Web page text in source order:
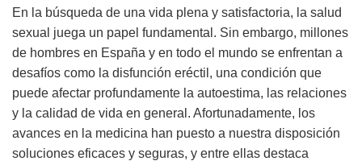
En la búsqueda de una vida plena y satisfactoria, la salud
sexual juega un papel fundamental. Sin embargo, millones
de hombres en España y en todo el mundo se enfrentan a
desafíos como la disfunción eréctil, una condición que
puede afectar profundamente la autoestima, las relaciones
y la calidad de vida en general. Afortunadamente, los
avances en la medicina han puesto a nuestra disposición
soluciones eficaces y seguras, y entre ellas destaca